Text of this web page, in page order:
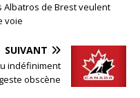
Albatros de Brest veulent
voie
SUIVANT
indéfiniment
obscène